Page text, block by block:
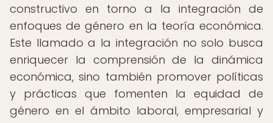
constructivo en torno a la integración de
enfoques de género en la teoría económica.
Este llamado a la integración no solo busca
enriquecer la comprensión de la dinámica
económica, sino también promover políticas
y prácticas que fomenten la equidad de
género en el ámbito laboral, empresarial y